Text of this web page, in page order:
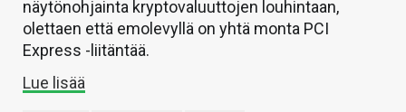
näytönohjainta kryptovaluuttojen louhintaan,
olettaen että emolevyllä on yhtä monta PCI
Express -liitäntää.
Lue lisää